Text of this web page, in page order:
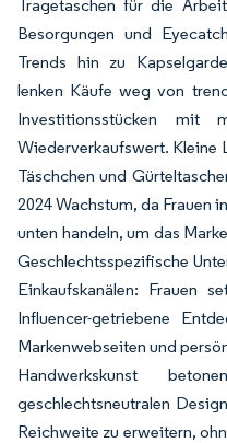
Tragetaschen für die
Besorgungen und
Trends hin zu
lenken Käufe weg von
Investitionsstücken mit
Wiederverkaufswert. Kleine
Täschchen und
2024 Wachstum, da Frauen
unten handeln, um das
Geschlechtsspezifische
Einkaufskanälen: Frauen
Influencer-getriebene
Markenwebseiten und
Handwerkskunst
geschlechtsneutralen
Reichweite zu erweitern,